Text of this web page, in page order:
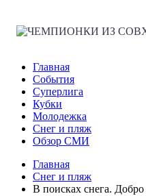
Главная
События
Суперлига
Кубки
Молодежка
Снег и пляж
Обзор СМИ
Главная
Снег и пляж
В поисках снега.